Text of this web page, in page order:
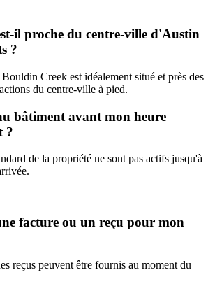
il proche du centre-ville d'Austin
?
Creek est idéalement situé et près des
du centre-ville à pied.
bâtiment avant mon heure
?
de la propriété ne sont pas actifs jusqu'à
facture ou un reçu pour mon
reçus peuvent être fournis au moment du